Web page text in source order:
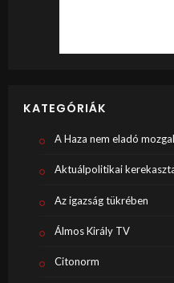
KATEGÓRIÁK
A Haza nem eladó
Aktuálpolitikai
Az igazság tükrében
Álmos Király TV
Citonorm